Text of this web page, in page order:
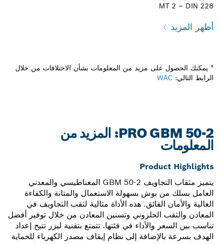
MT 2 – DIN 228
أظهر المزيد
* يمكنك الحصول على مزيد من المعلومات بشأن الاختلافات من خلال
الرابط التالي: WAC
PRO GBM 50-2: المزيد من
المعلومات
Product Highlights
يتميز مثقاب التجاويف GBM 50-2 المغناطيسي والمعدني
العامل بسلك من بوش بسهولة الاستعمال والمتانة والكفاءة
العالية والأمان الفائق. هذه الأداة مثالية لثقب التجاويف في
المعادن والثقب الحلزوني وتسنين المعادن من خلال توفير أفضل
تناسب بين السعر والأداء في فئتها. تتمتع بتقنية ليزر تتيح إعداد
الهدف بسرعة بالإضافة إلى نظام إيقاف مصدر الكهرباء للحماية